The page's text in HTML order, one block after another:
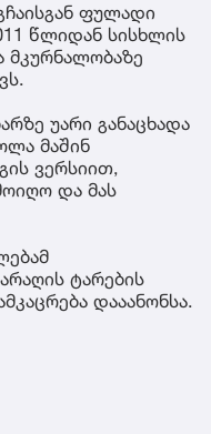
ფულადი
წლიდან სისხლის
მკურნალობაზე
უარი განაცხადა
მაშინ
ვერსიით,
და მას
ტარების
დააანონსა.